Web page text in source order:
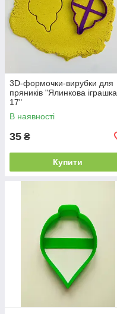
3D-формочки-вирубки для
пряників "Ялинкова іграшка
17"
В наявності
35 ₴
Купити